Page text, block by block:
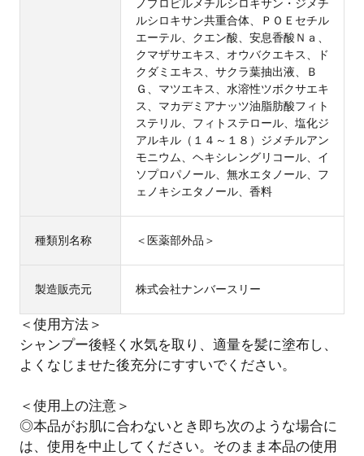
ノプロピルメチルシロキサン・ジメチ
ルシロキサン共重合体、ＰＯＥセチル
エーテル、クエン酸、安息香酸Ｎａ、
クマザサエキス、オウバクエキス、ド
クダミエキス、サクラ葉抽出液、Ｂ
Ｇ、マツエキス、水溶性ツボクサエキ
ス、マカデミアナッツ油脂肪酸フィト
ステリル、フィトステロール、塩化ジ
アルキル（１４～１８）ジメチルアン
モニウム、ヘキシレングリコール、イ
ソプロパノール、無水エタノール、フ
ェノキシエタノール、香料
種類別名称 ＜医薬部外品＞
製造販売元 株式会社ナンバースリー
＜使用方法＞
シャンプー後軽く水気を取り、適量を髪に塗布し、
よくなじませた後充分にすすいでください。
＜使用上の注意＞
◎本品がお肌に合わないとき即ち次のような場合に
は、使用を中止してください。そのまま本品の使用